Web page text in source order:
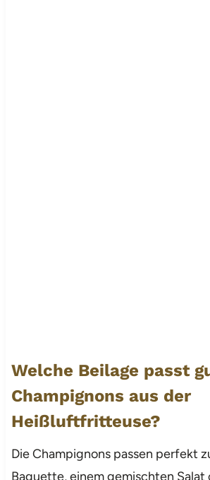
Welche Beilage passt
Champignons aus der
Heißluftfritteuse?
Die Champignons passen perfekt
Baguette, einem gemischten Salat